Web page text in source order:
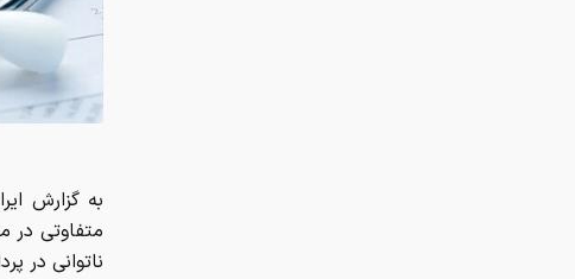
به گزارش
متفاوتی در
ناتوانی در